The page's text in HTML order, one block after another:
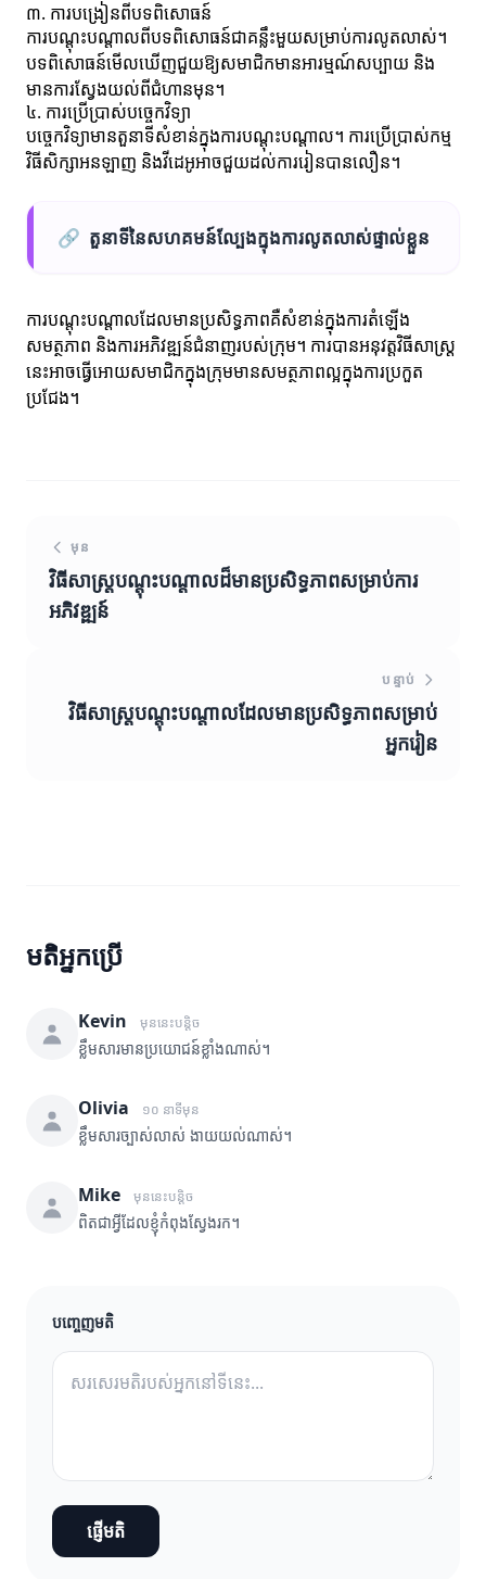
៣. ការបង្រៀនពីបទពិសោធន៍
ការបណ្តុះបណ្តាលពីបទពិសោធន៍ជាគន្លឹះមួយសម្រាប់ការលូតលាស់។
បទពិសោធន៍មើលឃើញជួយឱ្យសមាជិកមានអារម្មណ៍សប្បាយ និង
មានការស្វែងយល់ពីជំហានមុន។
៤. ការប្រើប្រាស់បច្ចេកវិទ្យា
បច្ចេកវិទ្យាមានតួនាទីសំខាន់ក្នុងការបណ្តុះបណ្តាល។ ការប្រើប្រាស់កម្ម
វិធីសិក្សាអនឡាញ និងវីដេអូអាចជួយដល់ការរៀនបានលឿន។
🔗 តួនាទីនៃសហគមន៍ល្បែងក្នុងការលូតលាស់ផ្ទាល់ខ្លួន
ការបណ្តុះបណ្តាលដែលមានប្រសិទ្ធភាពគឺសំខាន់ក្នុងការតំឡើង
សមត្ថភាព និងការអភិវឌ្ឍន៍ជំនាញរបស់ក្រុម។ ការបានអនុវត្តវិធីសាស្ត្រ
នេះអាចធ្វើអោយសមាជិកក្នុងក្រុមមានសមត្ថភាពល្អក្នុងការប្រកួត
ប្រជែង។
មុន
វិធីសាស្ត្របណ្តុះបណ្តាលដ៏មានប្រសិទ្ធភាពសម្រាប់ការ
អភិវឌ្ឍន៍
បន្ទាប់
វិធីសាស្ត្របណ្តុះបណ្តាលដែលមានប្រសិទ្ធភាពសម្រាប់
អ្នករៀន
មតិអ្នកប្រើ
Kevin មុននេះបន្តិច
ខ្លឹមសារមានប្រយោជន៍ខ្លាំងណាស់។
Olivia ១០ នាទីមុន
ខ្លឹមសារច្បាស់លាស់ ងាយយល់ណាស់។
Mike មុននេះបន្តិច
ពិតជាអ្វីដែលខ្ញុំកំពុងស្វែងរក។
បញ្ចេញមតិ
ផ្ញើមតិ